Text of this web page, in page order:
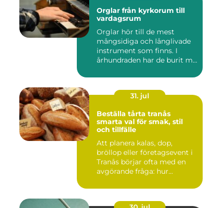
Orglar från kyrkorum till
vardagsrum
Orglar hör till de mest
mångsidiga och långlivade
instrument som finns. I
århundraden har de burit m...
31. jul
Beställa tårta tranås
smarta val för smak, stil
och tillfälle
Att planera kalas, dop,
bröllop eller företagsevent i
Tranås börjar ofta med en
avgörande fråga: hur...